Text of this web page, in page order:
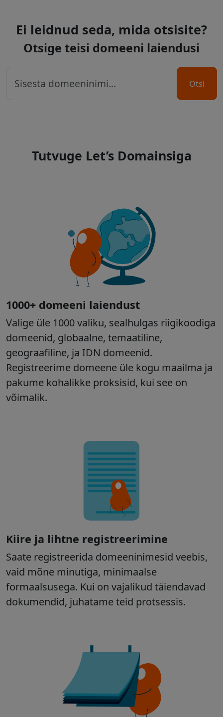
Ei leidnud seda, mida otsisite?
Otsige teisi domeeni laiendusi
Otsi